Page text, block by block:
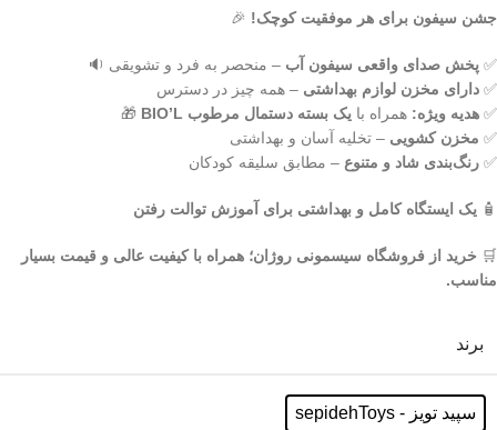
جشن سیفون برای هر موفقیت کوچک! 🎉
✅ پخش صدای واقعی سیفون آب – منحصر به فرد و تشویقی 🔉
✅ دارای مخزن لوازم بهداشتی – همه چیز در دسترس
✅ هدیه ویژه: همراه با یک بسته دستمال مرطوب BIO’L
🎁
✅ مخزن کشویی – تخلیه آسان و بهداشتی
✅ رنگ‌بندی شاد و متنوع – مطابق سلیقه کودکان
🧴 یک ایستگاه کامل و بهداشتی برای آموزش توالت رفتن
🛒 خرید از فروشگاه سیسمونی روژان؛ همراه با کیفیت عالی و قیمت بسیار
مناسب.
برند
سپید تویز - sepidehToys